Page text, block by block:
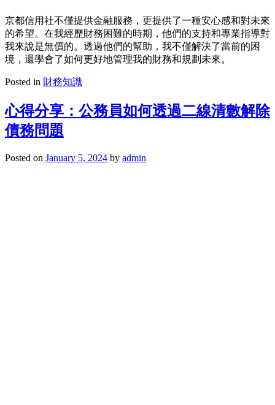
京都信用社不僅提供金融服務，更提供了一種安心感和對未來
的希望。在我經歷財務困難的時期，他們的支持和專業指導對
我來說是無價的。透過他們的幫助，我不僅解決了當前的困
境，還學會了如何更好地管理我的財務和規劃未來。
Posted in 財務知識
心得分享：公務員如何透過二線清數解除
債務問題
Posted on January 5, 2024 by admin